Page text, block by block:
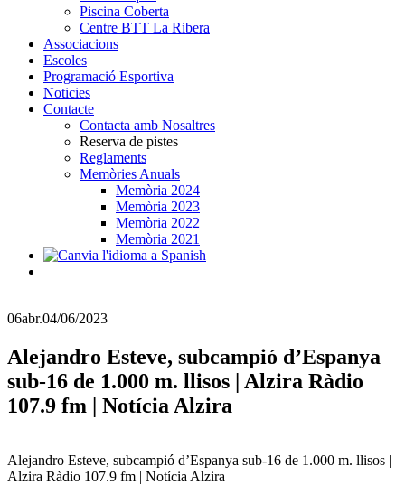
Piscina Coberta
Centre BTT La Ribera
Associacions
Escoles
Programació Esportiva
Noticies
Contacte
Contacta amb Nosaltres
Reserva de pistes
Reglaments
Memòries Anuals
Memòria 2024
Memòria 2023
Memòria 2022
Memòria 2021
06abr.04/06/2023
Alejandro Esteve, subcampió d’Espanya
sub-16 de 1.000 m. llisos | Alzira Ràdio
107.9 fm | Notícia Alzira
Alejandro Esteve, subcampió d’Espanya sub-16 de 1.000 m. llisos |
Alzira Ràdio 107.9 fm | Notícia Alzira